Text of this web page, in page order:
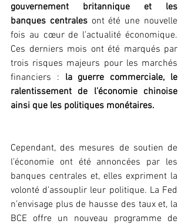
gouvernement britannique et les
banques centrales ont été une nouvelle
fois au cœur de l’actualité économique.
Ces derniers mois ont été marqués par
trois risques majeurs pour les marchés
financiers : la guerre commerciale, le
ralentissement de l’économie chinoise
ainsi que les politiques monétaires.
Cependant, des mesures de soutien de
l’économie ont été annoncées par les
banques centrales et, elles expriment la
volonté d’assouplir leur politique. La Fed
n’envisage plus de hausse des taux et, la
BCE offre un nouveau programme de